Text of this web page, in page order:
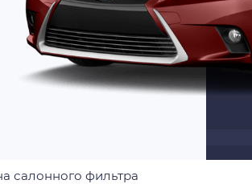
салонного фильтра